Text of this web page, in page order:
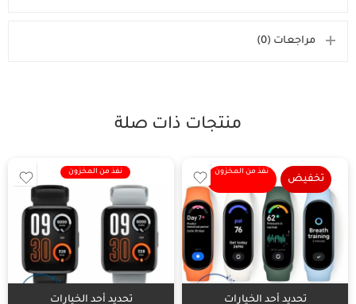
مراجعات (0)
منتجات ذات صلة
تخفيض
نفذ من المخزون
تحديد أحد الخيارات
نفذ من المخزون
تحديد أحد الخيارات